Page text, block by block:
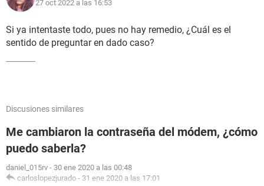
27 oct 2022 a las 16:53
Si ya intentaste todo, pues no hay remedio, ¿Cuál es el
sentido de preguntar en dado caso?
Discusiones similares
Me cambiaron la contraseña del módem, ¿cómo
puedo saberla?
daniel_015rv - 30 ene 2020 a las 00:48
carloslopezjurado - 31 ene 2020 a las 17:01